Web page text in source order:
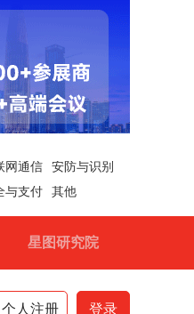
网通信
安防与识别
与支付 其他
星图研究院
个人注册 登录